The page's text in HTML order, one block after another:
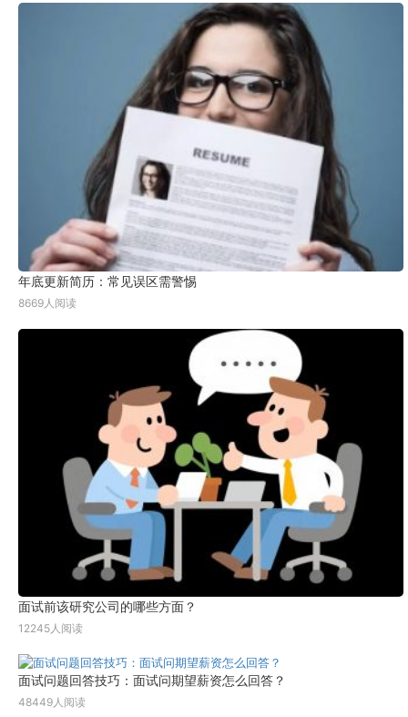
年底更新简历：常见误区需警惕
8669人阅读
面试前该研究公司的哪些方面？
12245人阅读
面试问题回答技巧：面试问期望薪资怎么回答？
48449人阅读